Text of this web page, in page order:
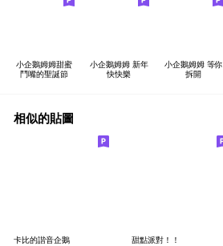
小企鵝姆姆甜蜜
鬥嘴的聖誕節
小企鵝姆姆 新年
快快樂
小企鵝姆姆 等你
拆開
相似的貼圖
卡比的諧音企鵝 甜點派對！！